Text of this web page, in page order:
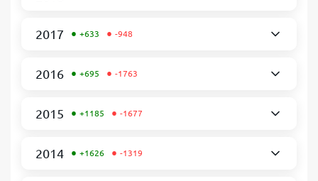
2017 • +633 • -948
2016 • +695 • -1763
2015 • +1185 • -1677
2014 • +1626 • -1319